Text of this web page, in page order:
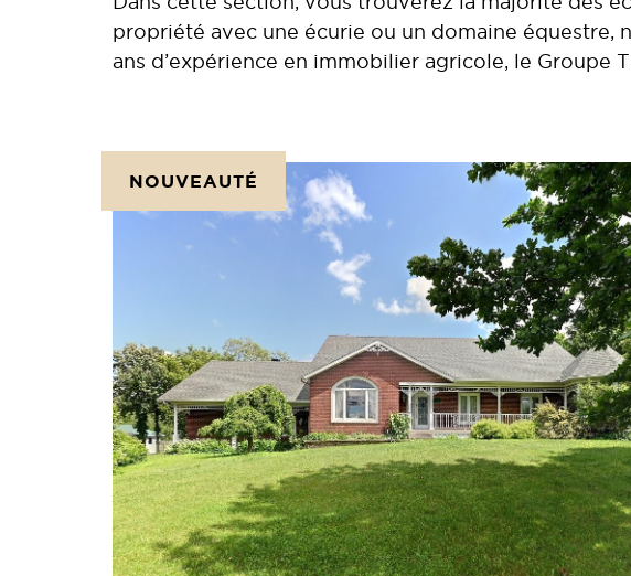
propriété avec une écurie ou un domaine équestre,
ans d’expérience en immobilier agricole, le Groupe
NOUVEAUTÉ